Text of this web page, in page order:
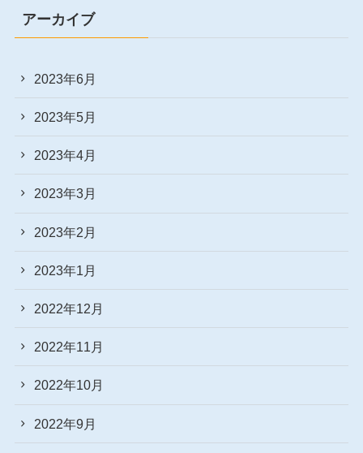
アーカイブ
2023年6月
2023年5月
2023年4月
2023年3月
2023年2月
2023年1月
2022年12月
2022年11月
2022年10月
2022年9月